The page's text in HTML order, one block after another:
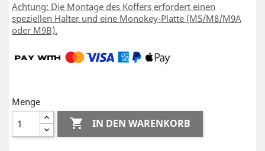
Achtung: Die Montage des Koffers erfordert einen
speziellen Halter und eine Monokey-Platte (M5/M8/M9A
oder M9B).
Menge
 IN DEN WARENKORB